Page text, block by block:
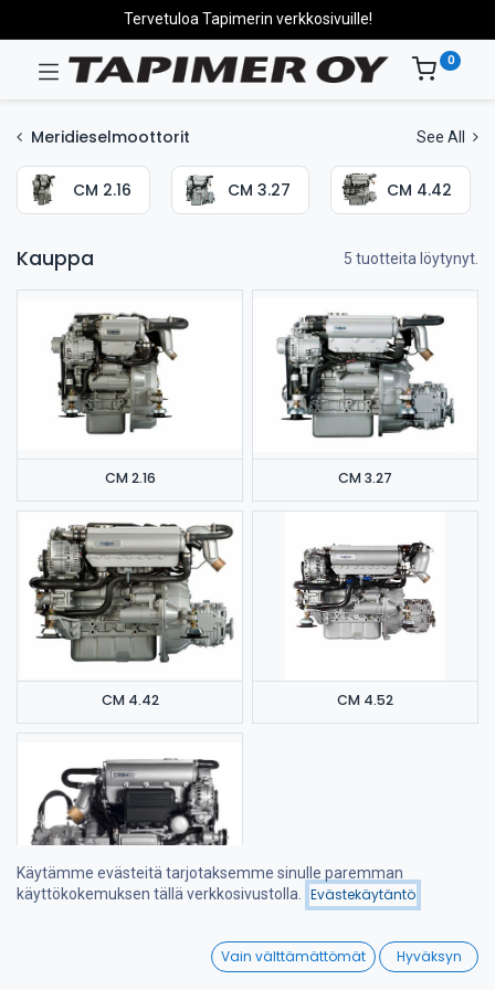
Suodattimet
Hinta - korkeimmasta
matalimpaan
Wishlist
Tervetuloa Tapimerin verkkosivuille!
0
Meridieselmoottorit See All
CM 2.16 CM 3.27 CM 4.42
Kauppa 5 tuotteita löytynyt.
CM 2.16 CM 3.27
CM 4.42 CM 4.52
Käytämme evästeitä tarjotaksemme sinulle paremman
käyttökokemuksen tällä verkkosivustolla.
Evästekäytäntö
Vain välttämättömät Hyväksyn